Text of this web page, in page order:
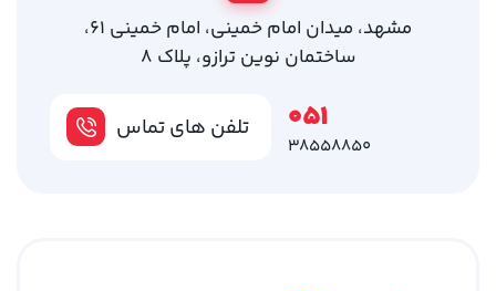
مشهد، میدان امام خمینی، امام خمینی 61،
ساختمان نوین ترازو، پلاک 8
تلفن های تماس 051
38558850